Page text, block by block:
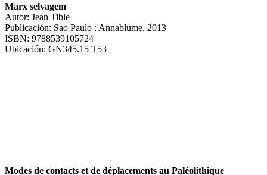
Marx selvagem
Autor: Jean Tible
Publicación: Sao Paulo : Annablume, 2013
ISBN: 9788539105724
Ubicación: GN345.15 T53
Modes de contacts et de déplacements au Paléolithique